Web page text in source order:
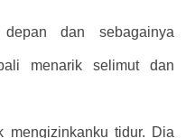
dan sebagainya
menarik selimut dan
mengizinkanku tidur. Dia